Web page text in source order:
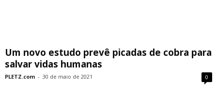
Um novo estudo prevê picadas de cobra para
salvar vidas humanas
PLETZ.com - 30 de maio de 2021 0